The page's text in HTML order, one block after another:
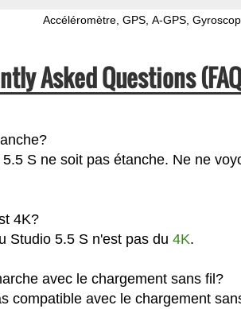
Accéléromètre GPS A-GPS
Asked Questions
S ne soit pas étanche. Ne ne
4K?
Studio 5.5 S n'est pas du 4K.
avec le chargement sans fil?
compatible avec le chargement